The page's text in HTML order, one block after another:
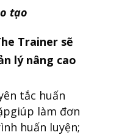
tạo
Trainer sẽ
lý nâng cao
tắc huấn
làm đơn
huấn luyện;